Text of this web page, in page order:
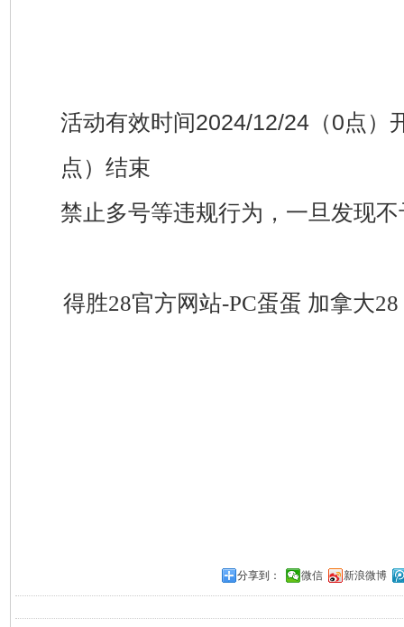
活动有效时间2024/12/24（0点）
点）结束
禁止多号等违规行为，一旦发现
得胜28官方网站-PC蛋蛋 加拿大
分享到： 微信 新浪微博